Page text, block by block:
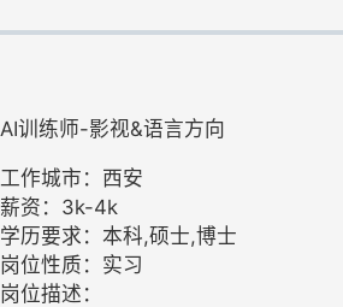
AI训练师-影视&语言方向
工作城市：西安
薪资：3k-4k
学历要求：本科,硕士,博士
岗位性质：实习
岗位描述：